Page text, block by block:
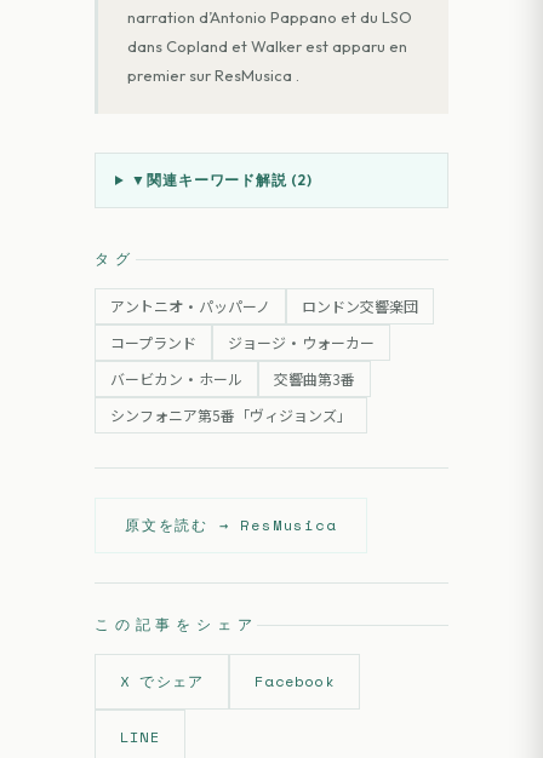
narration d’Antonio Pappano et du LSO
dans Copland et Walker est apparu en
premier sur ResMusica .
▼ 関連キーワード解説 (2)
タグ
アントニオ・パッパーノ ロンドン交響楽団
コープランド ジョージ・ウォーカー
バービカン・ホール 交響曲第3番
シンフォニア第5番「ヴィジョンズ」
原文を読む → ResMusica
この記事をシェア
X でシェア Facebook
LINE